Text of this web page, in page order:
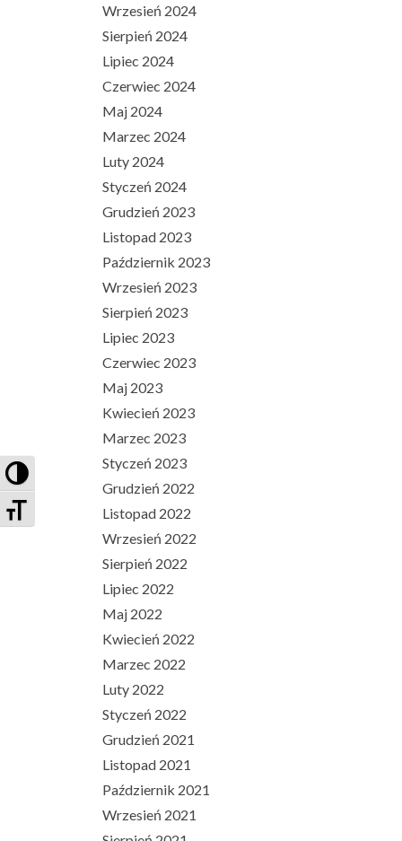
PRZEŁĄCZ WYSOKI KONTRAST
ZMIEŃ ROZMIAR CZCIONEK
Wrzesień 2024
Sierpień 2024
Lipiec 2024
Czerwiec 2024
Maj 2024
Marzec 2024
Luty 2024
Styczeń 2024
Grudzień 2023
Listopad 2023
Październik 2023
Wrzesień 2023
Sierpień 2023
Lipiec 2023
Czerwiec 2023
Maj 2023
Kwiecień 2023
Marzec 2023
Styczeń 2023
Grudzień 2022
Listopad 2022
Wrzesień 2022
Sierpień 2022
Lipiec 2022
Maj 2022
Kwiecień 2022
Marzec 2022
Luty 2022
Styczeń 2022
Grudzień 2021
Listopad 2021
Październik 2021
Wrzesień 2021